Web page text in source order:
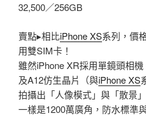
32,500／256GB
賣點▸相比iPhone XS系列，價
用雙SIM卡！
雖然iPhone XR採用單鏡頭相
及A12仿生晶片（與iPhone XS
拍攝出「人像模式」與「散景
一樣是1200萬廣角，防水標準